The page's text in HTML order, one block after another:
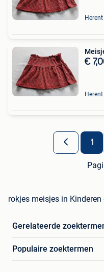
Herent
€
Herent
1
rokjes meisjes in Kinderen
Gerelateerde
Populaire zoektermen